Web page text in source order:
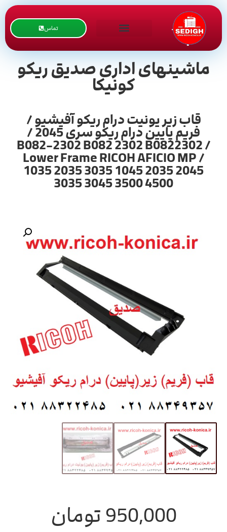
تماس
ماشینهای اداری صدیق ریکو
کونیکا
قاب زیر یونیت درام ریکو آفیشیو /
فریم پایین درام ریکو سری 2045 /
B082-2302 B082 2302 B0822302 /
Lower Frame RICOH AFICIO MP /
1035 2035 3035 1045 2035 2045
3035 3045 3500 4500
950,000تومان